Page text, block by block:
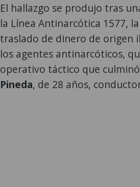
El hallazgo se produjo tras
la Línea Antinarcótica 1577,
traslado de dinero de origen
los agentes antinarcóticos,
operativo táctico que
Pineda, de 28 años,